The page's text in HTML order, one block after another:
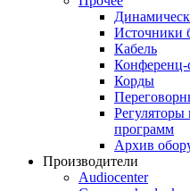
Источники
Кабель
Конференц-
Корды
Регуляторы
программ
Архив
Производители
Audiocenter